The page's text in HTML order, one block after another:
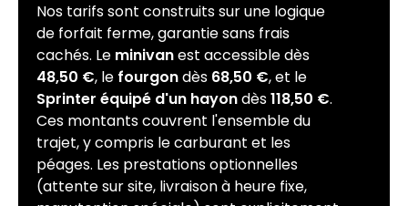
Nos tarifs sont construits sur une logique
de forfait ferme, garantie sans frais
cachés. Le minivanest accessible dès
48,50 €, le fourgondès 68,50 €, et le
Sprinter équipé d'un hayondès118,50 €.
Ces montants couvrent l'ensemble du
trajet, y compris le carburant et les
péages. Les prestations optionnelles
(attente sur site, livraison à heure fixe,